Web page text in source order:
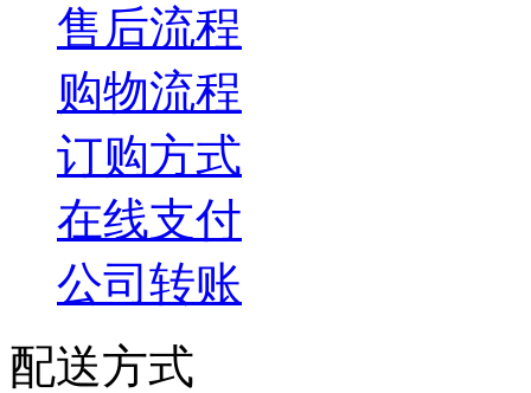
售后流程
购物流程
订购方式
在线支付
公司转账
配送方式